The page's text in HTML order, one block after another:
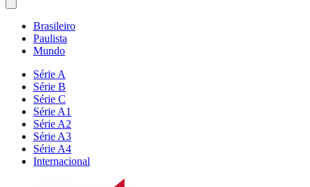
Brasileiro
Paulista
Mundo
Série A
Série B
Série C
Série A1
Série A2
Série A3
Série A4
Internacional